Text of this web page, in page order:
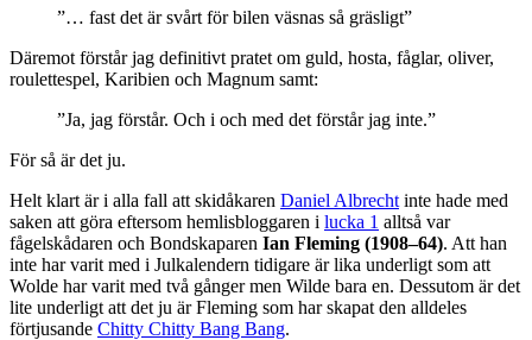
”… fast det är svårt för bilen väsnas så gräsligt”
Däremot förstår jag definitivt pratet om guld, hosta, fåglar, oliver,
roulettespel, Karibien och Magnum samt:
”Ja, jag förstår. Och i och med det förstår jag inte.”
För så är det ju.
Helt klart är i alla fall att skidåkaren Daniel Albrecht inte hade med
saken att göra eftersom hemlisbloggaren i lucka 1 alltså var
fågelskådaren och Bondskaparen Ian Fleming (1908–64). Att han
inte har varit med i Julkalendern tidigare är lika underligt som att
Wolde har varit med två gånger men Wilde bara en. Dessutom är det
lite underligt att det ju är Fleming som har skapat den alldeles
förtjusande Chitty Chitty Bang Bang.